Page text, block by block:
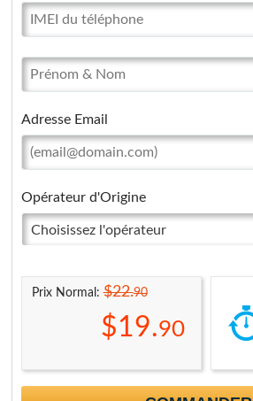
Adresse Email
Opérateur d'Origine
Choisissez l'opérateur
Prix Normal:$22.90
$19.90